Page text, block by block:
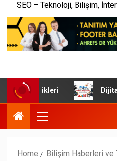
SEO – Teknoloji, Bilişim,
Özellikleri Dijital
Home
Bilişim Haberleri ve